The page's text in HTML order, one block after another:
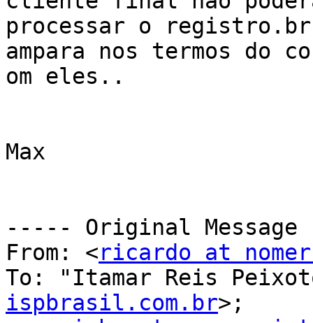
processar o registro.br
ampara nos termos do
om eles..
Max
----- Original
From: <ricardo at
To: "Itamar Reis
ispbrasil.com.br>;